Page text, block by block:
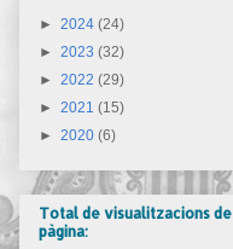
► 2024 (24)
► 2023 (32)
► 2022 (29)
► 2021 (15)
► 2020 (6)
Total de visualitzacions de
pàgina: